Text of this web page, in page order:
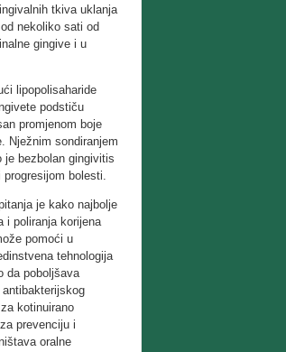
tkiva uklanja
nekoliko sati od
gingive i u
lipopolisaharide
podstiču
promjenom boje
Nježnim sondiranjem
je bezbolan gingivitis
bolesti.
je kako najbolje
i poliranja korijena
pomoći u
tehnologija
da poboljšava
kotinuirano
prevenciju i
oralne